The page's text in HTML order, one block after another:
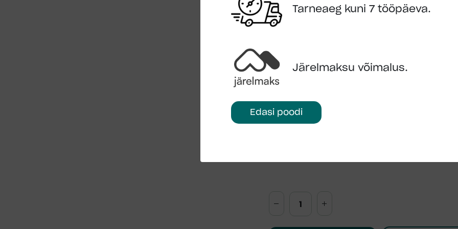
Tarneaeg kuni 7 tööpäeva.
Järelmaksu võimalus.
Edasi poodi
Sisaldub hinnas
Maha laadimisega
Sisalduvad hinnas
Maja tarnitakse värvimata kujul
Laste mängumaja vastab Euroopa Standardite
EN 71-8 ja EL direktiividele 2009/48/EÜ